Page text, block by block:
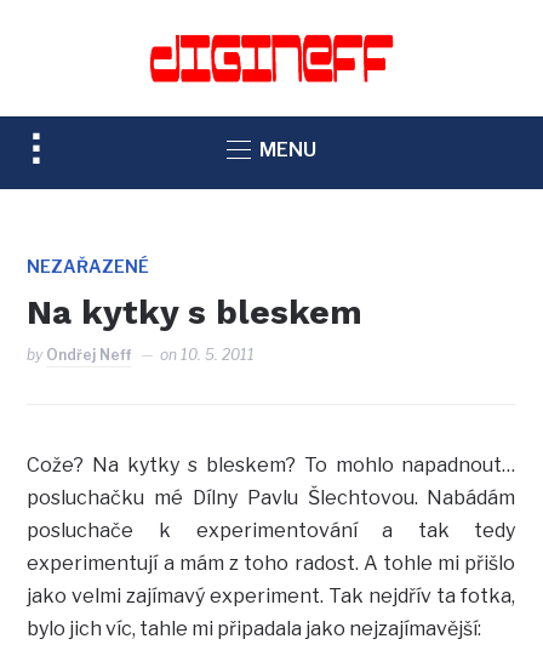
TOGGLE
SIDEBAR
NAVIGATION
MENU
NEZAŘAZENÉ
Na kytky s bleskem
by Ondřej Neff on10. 5. 2011
Cože? Na kytky s bleskem? To mohlo napadnout…
posluchačku mé Dílny Pavlu Šlechtovou. Nabádám
posluchače k experimentování a tak tedy
experimentují a mám z toho radost. A tohle mi přišlo
jako velmi zajímavý experiment. Tak nejdřív ta fotka,
bylo jich víc, tahle mi připadala jako nejzajímavější: